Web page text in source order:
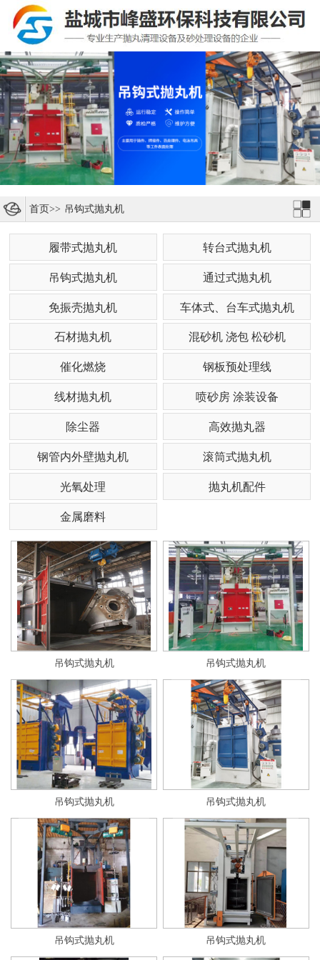
首页>> 吊钩式抛丸机
履带式抛丸机 转台式抛丸机
吊钩式抛丸机 通过式抛丸机
免振壳抛丸机 车体式、台车式抛丸机
石材抛丸机 混砂机 浇包 松砂机
催化燃烧 钢板预处理线
线材抛丸机 喷砂房 涂装设备
除尘器 高效抛丸器
钢管内外壁抛丸机 滚筒式抛丸机
光氧处理 抛丸机配件
金属磨料
吊钩式抛丸机 吊钩式抛丸机
吊钩式抛丸机 吊钩式抛丸机
吊钩式抛丸机 吊钩式抛丸机